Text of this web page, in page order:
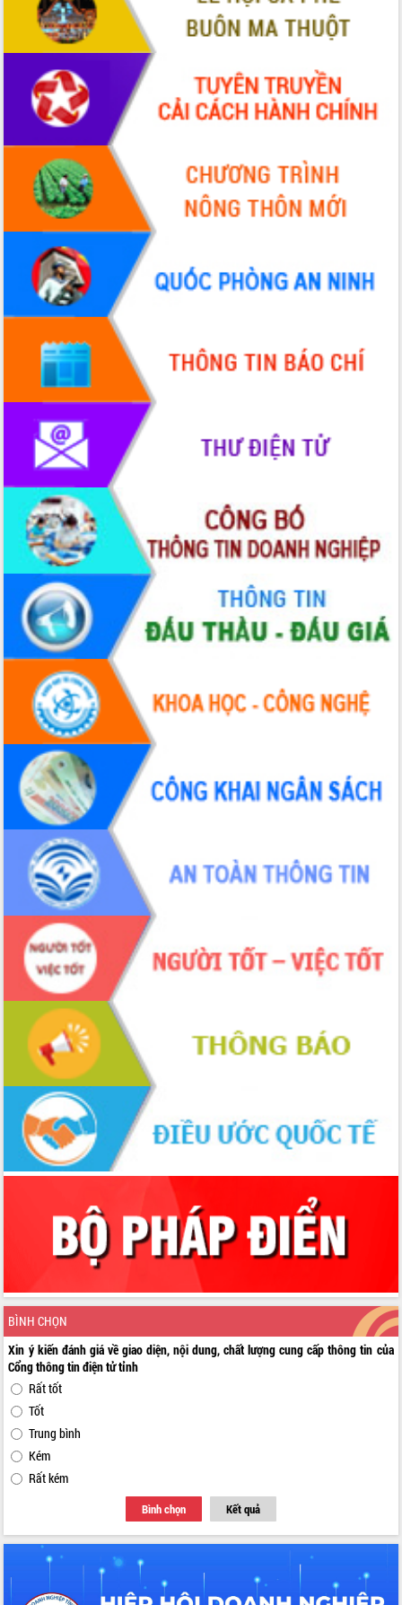
BÌNH CHỌN
Xin ý kiến đánh giá về giao diện, nội dung, chất lượng cung cấp thông tin của
Cổng thông tin điện tử tỉnh
Rất tốt
Tốt
Trung bình
Kém
Rất kém
Bình chọn Kết quả